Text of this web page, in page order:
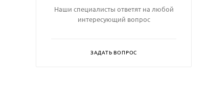
Наши специалисты ответят на любой
интересующий вопрос
ЗАДАТЬ ВОПРОС